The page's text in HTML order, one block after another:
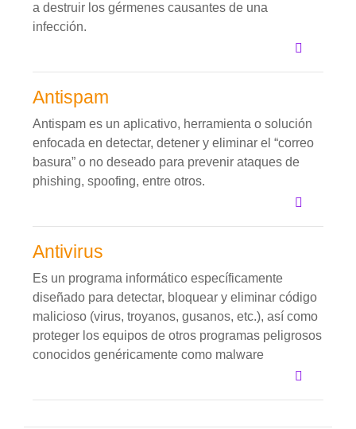
a destruir los gérmenes causantes de una
infección.
Antispam
Antispam es un aplicativo, herramienta o solución
enfocada en detectar, detener y eliminar el “correo
basura” o no deseado para prevenir ataques de
phishing, spoofing, entre otros.
Antivirus
Es un programa informático específicamente
diseñado para detectar, bloquear y eliminar código
malicioso (virus, troyanos, gusanos, etc.), así como
proteger los equipos de otros programas peligrosos
conocidos genéricamente como malware